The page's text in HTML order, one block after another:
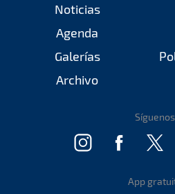
Noticias
Agenda
Galerías
Archivo
Síguenos
App